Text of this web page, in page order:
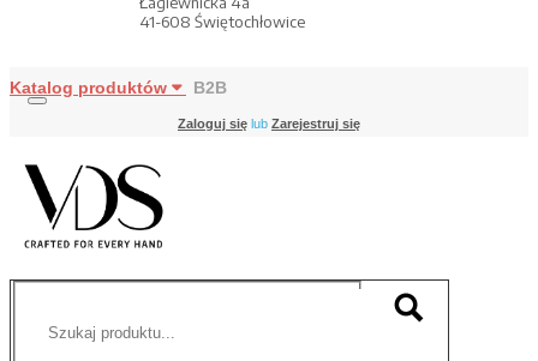
41-608 Świętochłowice
Katalog produktów B2B
Zaloguj się lub Zarejestruj się